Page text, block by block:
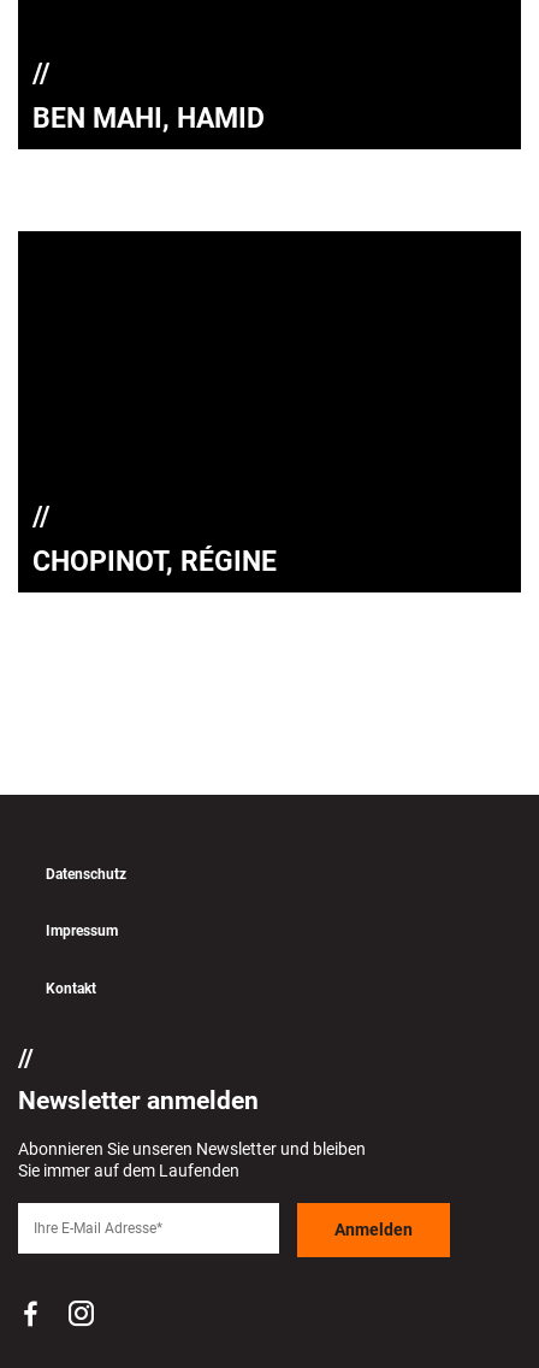
BEN MAHI, HAMID
CHOPINOT, RÉGINE
Datenschutz
Impressum
Kontakt
Newsletter anmelden
Abonnieren Sie unseren Newsletter und bleiben
Sie immer auf dem Laufenden